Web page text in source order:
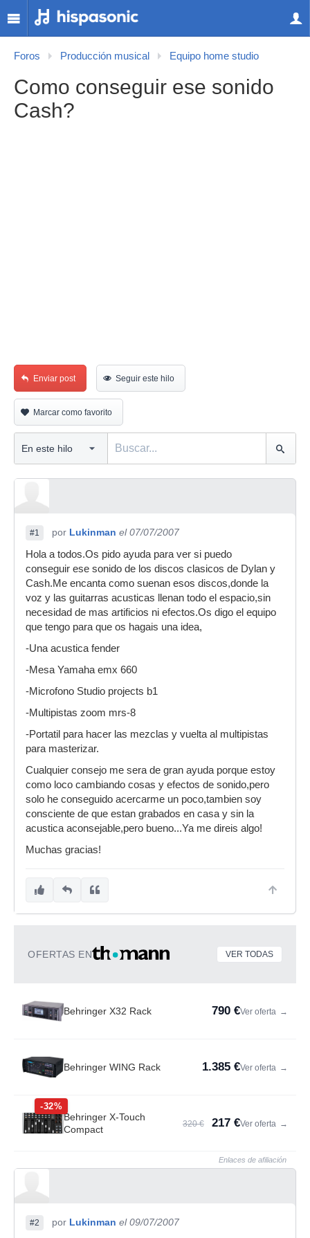
Foros Producción musical Equipo home studio
Como conseguir ese sonido
Cash?
Enviar post Seguir este hilo
Marcar como favorito
#1 por Lukinman el 07/07/2007
Hola a todos.Os pido ayuda para ver si puedo
conseguir ese sonido de los discos clasicos de Dylan y
Cash.Me encanta como suenan esos discos,donde la
voz y las guitarras acusticas llenan todo el espacio,sin
necesidad de mas artificios ni efectos.Os digo el equipo
que tengo para que os hagais una idea,
-Una acustica fender
-Mesa Yamaha emx 660
-Microfono Studio projects b1
-Multipistas zoom mrs-8
-Portatil para hacer las mezclas y vuelta al multipistas
para masterizar.
Cualquier consejo me sera de gran ayuda porque estoy
como loco cambiando cosas y efectos de sonido,pero
solo he conseguido acercarme un poco,tambien soy
consciente de que estan grabados en casa y sin la
acustica aconsejable,pero bueno...Ya me direis algo!
Muchas gracias!
OFERTAS EN VER TODAS
Behringer X32 Rack 790 €Ver oferta →
Behringer WING Rack 1.385 €Ver oferta →
-32%
Behringer X-Touch
Compact
320 € 217 €Ver oferta →
Enlaces de afiliación
#2 por Lukinman el 09/07/2007